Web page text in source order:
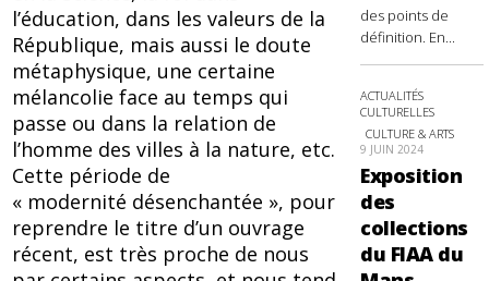
l’éducation, dans les valeurs de la
République, mais aussi le doute
métaphysique, une certaine
mélancolie face au temps qui
passe ou dans la relation de
l’homme des villes à la nature, etc.
Cette période de
« modernité désenchantée », pour
reprendre le titre d’un ouvrage
récent, est très proche de nous
des points de
définition. En...
ACTUALITÉS
CULTURELLES
CULTURE & ARTS
9 JUIN 2024
Exposition
des
collections
du FIAA du